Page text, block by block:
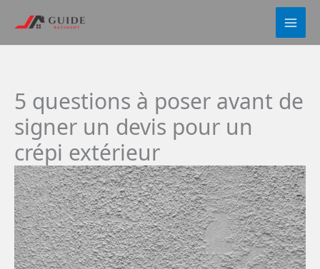
contenu
5 questions à poser avant de
signer un devis pour un
crépi extérieur